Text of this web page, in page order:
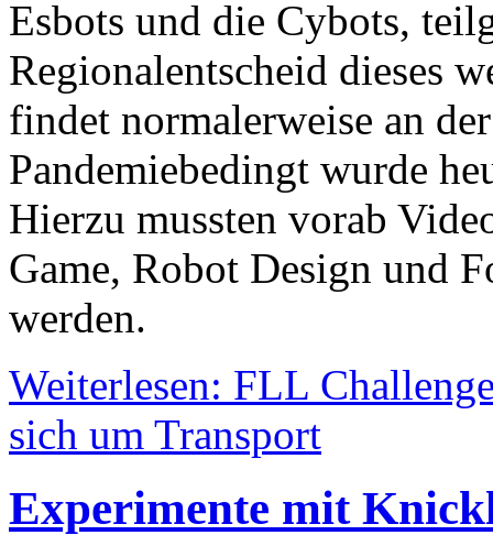
Esbots und die Cybots,
Regionalentscheid dieses
findet normalerweise an
Pandemiebedingt wurde
Hierzu mussten vorab
Game, Robot Design und
werden.
Weiterlesen: FLL
sich um Transport
Experimente mit